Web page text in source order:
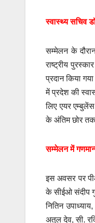
स्वास्थ्य सचिव
सम्मेलन के
राष्ट्रीय
प्रदान किया
में प्रदेश की
लिए एयर
के अंतिम छोर तक
सम्मेलन में
इस अवसर पर
के सीईओ संदीप
नितिन
अतुल देव, सी.